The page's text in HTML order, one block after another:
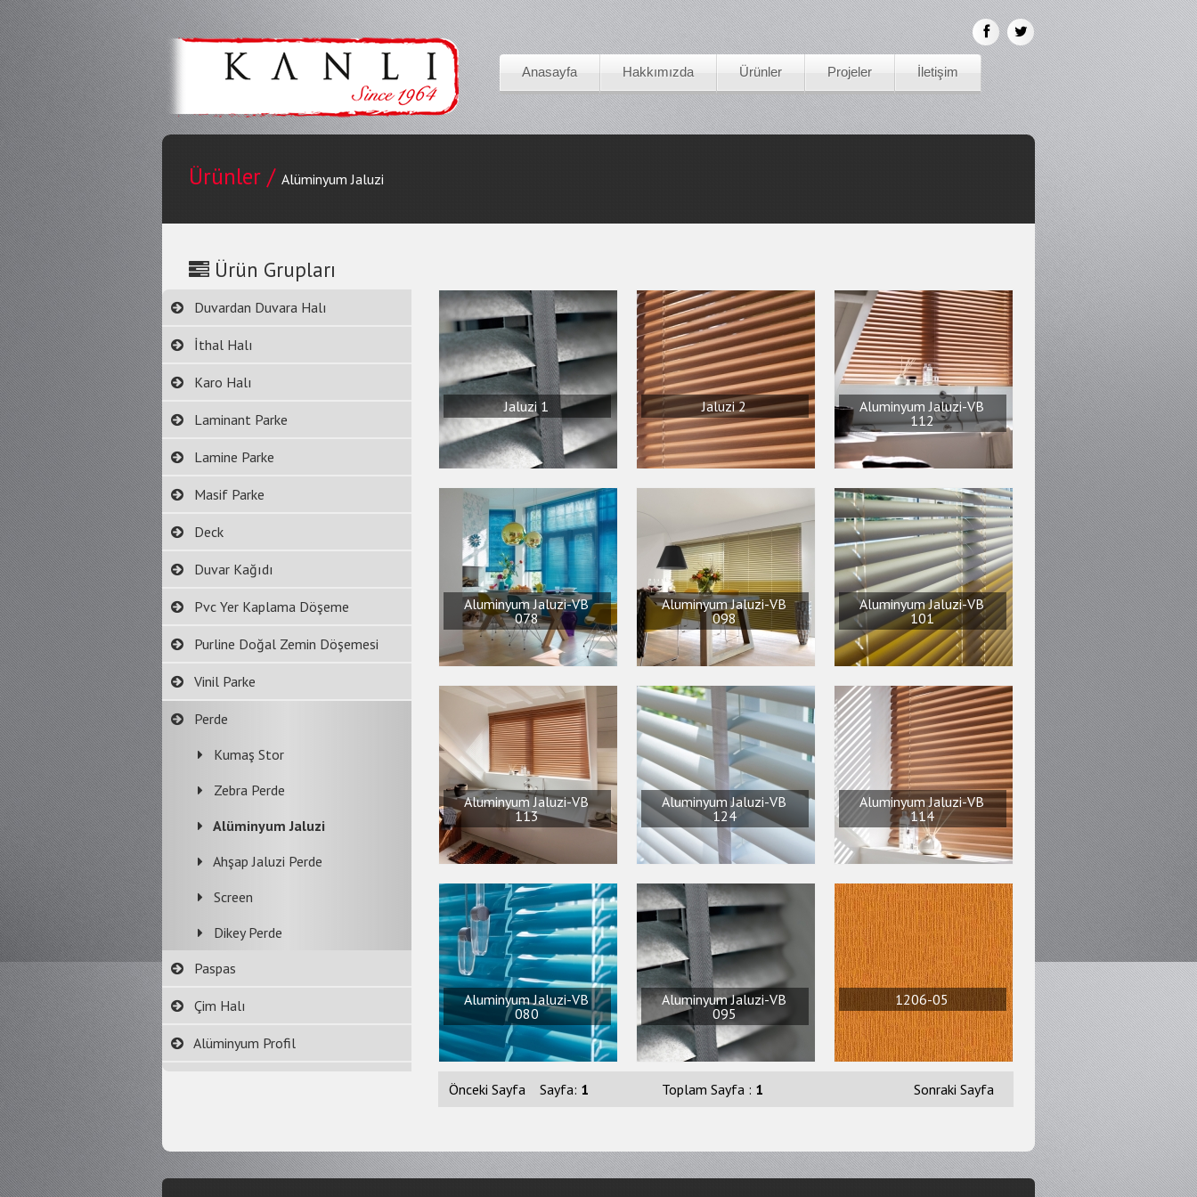
Anasayfa Hakkımızda Ürünler Projeler İletişim
Ürünler / Alüminyum Jaluzi
Ürün Grupları
Duvardan Duvara Halı
İthal Halı
Karo Halı
Laminant Parke
Lamine Parke
Masif Parke
Deck
Duvar Kağıdı
Pvc Yer Kaplama Döşeme
Purline Doğal Zemin Döşemesi
Vinil Parke
Perde
Kumaş Stor
Zebra Perde
Alüminyum Jaluzi
Ahşap Jaluzi Perde
Screen
Dikey Perde
Paspas
Çim Halı
Alüminyum Profil
Jaluzi 1 Jaluzi 2
Aluminyum Jaluzi-VB
112
Aluminyum Jaluzi-VB
078
Aluminyum Jaluzi-VB
098
Aluminyum Jaluzi-VB
101
Aluminyum Jaluzi-VB
113
Aluminyum Jaluzi-VB
124
Aluminyum Jaluzi-VB
114
Aluminyum Jaluzi-VB
080
Aluminyum Jaluzi-VB
095
1206-05
Önceki Sayfa Sayfa: 1 Toplam Sayfa : 1 Sonraki Sayfa